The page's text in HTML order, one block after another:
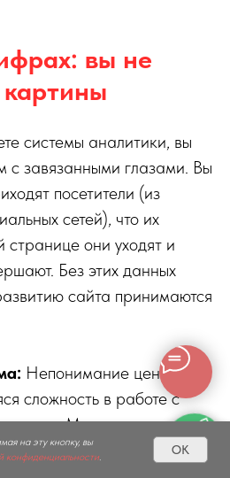
на эту кнопку, вы
конфиденциальности.
OK
вы не
системы аналитики, вы
с завязанными глазами. Вы
посетители (из
сетей), что их
странице они уходят и
Без этих данных
сайта принимаются
Непонимание ценности
сложность в работе с
Многие
общего числа